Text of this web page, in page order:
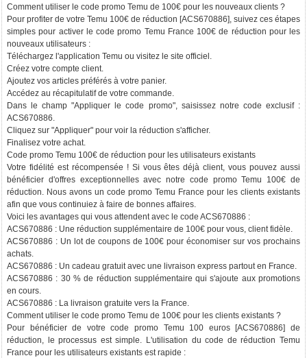
Comment utiliser le code promo Temu de 100€ pour les nouveaux clients ?
Pour profiter de votre Temu 100€ de réduction [ACS670886], suivez ces étapes
simples pour activer le code promo Temu France 100€ de réduction pour les
nouveaux utilisateurs :
Téléchargez l'application Temu ou visitez le site officiel.
Créez votre compte client.
Ajoutez vos articles préférés à votre panier.
Accédez au récapitulatif de votre commande.
Dans le champ "Appliquer le code promo", saisissez notre code exclusif :
ACS670886.
Cliquez sur "Appliquer" pour voir la réduction s'afficher.
Finalisez votre achat.
Code promo Temu 100€ de réduction pour les utilisateurs existants
Votre fidélité est récompensée ! Si vous êtes déjà client, vous pouvez aussi
bénéficier d'offres exceptionnelles avec notre code promo Temu 100€ de
réduction. Nous avons un code promo Temu France pour les clients existants
afin que vous continuiez à faire de bonnes affaires.
Voici les avantages qui vous attendent avec le code ACS670886 :
ACS670886 : Une réduction supplémentaire de 100€ pour vous, client fidèle.
ACS670886 : Un lot de coupons de 100€ pour économiser sur vos prochains
achats.
ACS670886 : Un cadeau gratuit avec une livraison express partout en France.
ACS670886 : 30 % de réduction supplémentaire qui s'ajoute aux promotions
en cours.
ACS670886 : La livraison gratuite vers la France.
Comment utiliser le code promo Temu de 100€ pour les clients existants ?
Pour bénéficier de votre code promo Temu 100 euros [ACS670886] de
réduction, le processus est simple. L'utilisation du code de réduction Temu
France pour les utilisateurs existants est rapide :